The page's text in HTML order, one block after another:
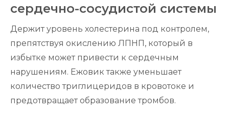
сердечно-сосудистой системы
Держит уровень холестерина под контролем,
препятствуя окислению ЛПНП, который в
избытке может привести к сердечным
нарушениям. Ежовик также уменьшает
количество триглицеридов в кровотоке и
предотвращает образование тромбов.
П
е
р
е
й
ти
к
к
а
та
л
о
гу